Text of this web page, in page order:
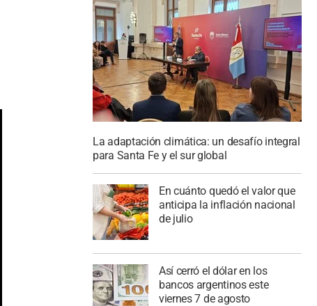
La adaptación climática: un desafío integral
para Santa Fe y el sur global
En cuánto quedó el valor que
anticipa la inflación nacional
de julio
Así cerró el dólar en los
bancos argentinos este
viernes 7 de agosto